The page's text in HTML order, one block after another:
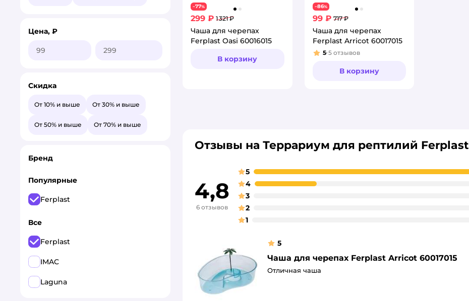
−77%
299 ₽ 1 321 ₽
Чаша для черепах
Ferplast Oasi 60016015
В корзину
−86%
99 ₽ 717 ₽
Чаша для черепах
Ferplast Arricot 60017015
Рейтинг:
5 5 отзывов
В корзину
Отзывы на Террариум для рептилий Ferplast
4,8
6 отзывов
5
4
3
2
1
5
Чаша для черепах Ferplast Arricot 60017015
Отличная чаша
Цена, ₽
Скидка
От 10% и выше От 30% и выше
От 50% и выше От 70% и выше
Бренд
Популярные
Ferplast
Все
Ferplast
IMAC
Laguna